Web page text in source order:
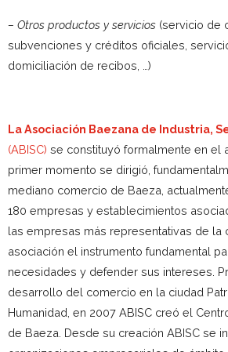
– Otros productos y servicios (servicio de
subvenciones y créditos oficiales,
domiciliación de recibos, …)
La Asociación Baezana de Industria,
(ABISC) se constituyó formalmente en el
primer momento se dirigió,
mediano comercio de Baeza,
180 empresas y establecimientos
las empresas más representativas de la
asociación el instrumento fundamental
necesidades y defender sus intereses.
desarrollo del comercio en la ciudad
Humanidad, en 2007 ABISC creó el
de Baeza. Desde su creación ABISC se